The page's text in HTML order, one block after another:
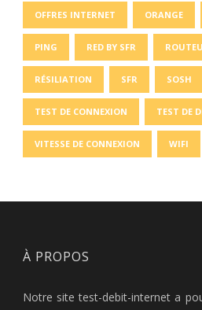
OFFRES INTERNET ORANGE
PING RED BY SFR
RÉSILIATION SFR SOSH
TEST DE CONNEXION TEST DE
VITESSE DE CONNEXION WIFI
À PROPOS
Notre site test-debit-internet a